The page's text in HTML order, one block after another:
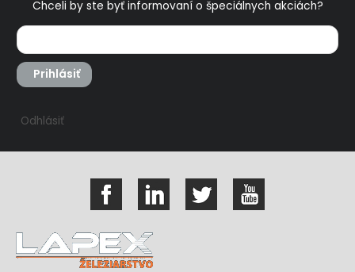
Chceli by ste byť informovaní o špeciálnych akciách?
Prihlásiť
Odhlásiť